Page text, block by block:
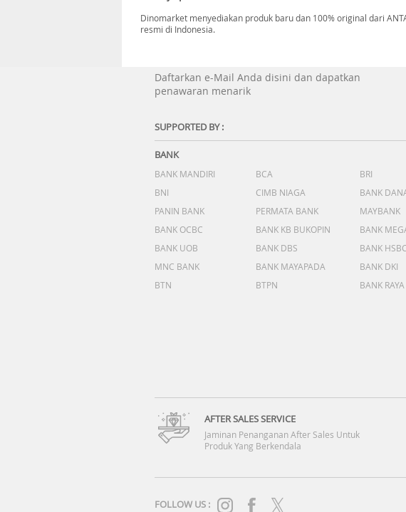
Dinomarket menyediakan produk baru dan 100% original dari
resmi di Indonesia.
Daftarkan e-Mail Anda disini dan dapatkan
penawaran menarik
SUPPORTED BY :
BANK
BANK MANDIRI BCA
BRI
BNI
CIMB NIAGA
BANK
PANIN BANK
PERMATA BANK
MAYBANK
BANK OCBC
BANK KB BUKOPIN
BANK
BANK UOB
BANK DBS
BANK HSBC
MNC BANK
BANK MAYAPADA
BANK DKI
BTN
BTPN BANK RAYA
AFTER SALES SERVICE
Jaminan Penanganan After Sales Untuk
Produk Yang Berkendala
FOLLOW US :